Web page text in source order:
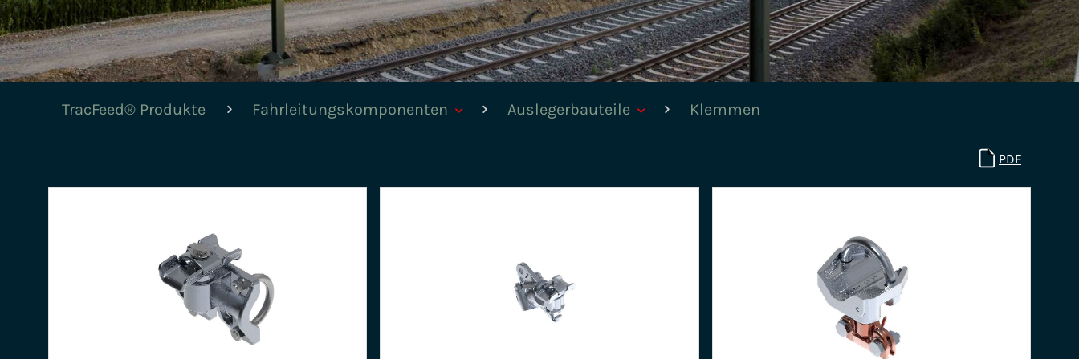
TracFeed® Produkte Fahrleitungskomponenten Auslegerbauteile Klemmen
PDF